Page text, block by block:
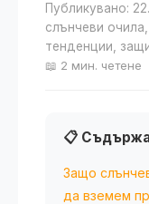
Публикувано:
слънчеви
тенденции,
📖 2 мин. четене
📋
Защо
да вземем